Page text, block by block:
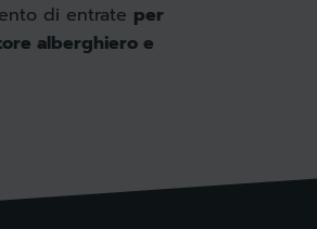
di entrate per
alberghiero e